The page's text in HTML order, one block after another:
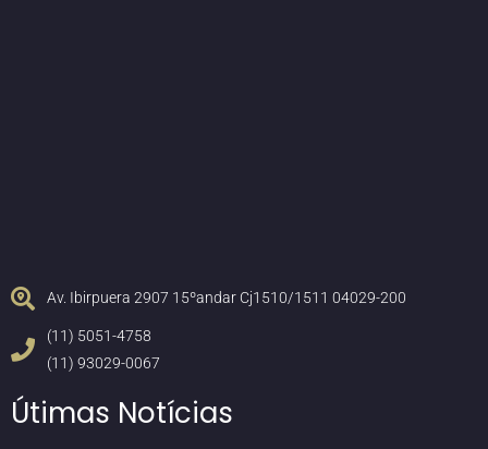
Av. Ibirpuera 2907 15ºandar Cj1510/1511 04029-200
(11) 5051-4758
(11) 93029-0067
Útimas Notícias